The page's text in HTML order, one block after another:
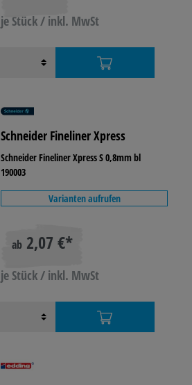
je Stück / inkl. MwSt
Schneider Fineliner Xpress
Schneider Fineliner Xpress S 0,8mm bl
190003
Varianten aufrufen
ab 2,07 €*
je Stück / inkl. MwSt